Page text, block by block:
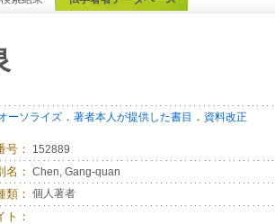
ーソライズ ． 著者本人が提供した書目 ． 資料改正
号： 152889
名： Chen, Gang-quan
類： 個人著者
ト：